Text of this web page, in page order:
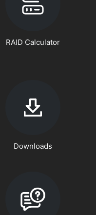
RAID Calculator
Downloads